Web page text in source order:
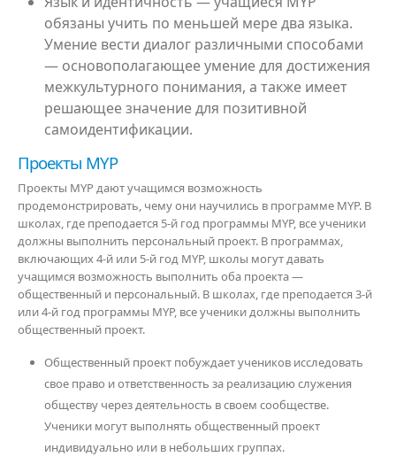
обязаны учить по меньшей мере два языка.
Умение вести диалог различными способами
— основополагающее умение для достижения
межкультурного понимания, а также имеет
решающее значение для позитивной
самоидентификации.
Проекты MYP
Проекты MYP дают учащимся возможность
продемонстрировать, чему они научились в программе MYP. В
школах, где преподается 5-й год программы MYP, все ученики
должны выполнить персональный проект. В программах,
включающих 4-й или 5-й год MYP, школы могут давать
учащимся возможность выполнить оба проекта —
общественный и персональный. В школах, где преподается 3-й
или 4-й год программы MYP, все ученики должны выполнить
общественный проект.
Общественный проект побуждает учеников исследовать
свое право и ответственность за реализацию служения
обществу через деятельность в своем сообществе.
Ученики могут выполнять общественный проект
индивидуально или в небольших группах.